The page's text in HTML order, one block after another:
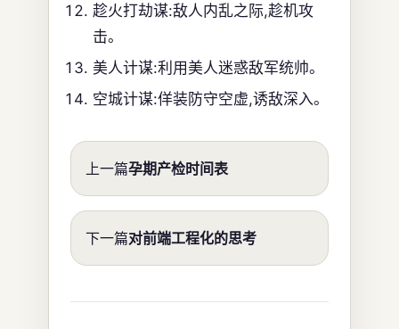
趁火打劫谋:敌人内乱之际,趁机攻
击。
美人计谋:利用美人迷惑敌军统帅。
空城计谋:佯装防守空虚,诱敌深入。
上一篇孕期产检时间表
下一篇对前端工程化的思考